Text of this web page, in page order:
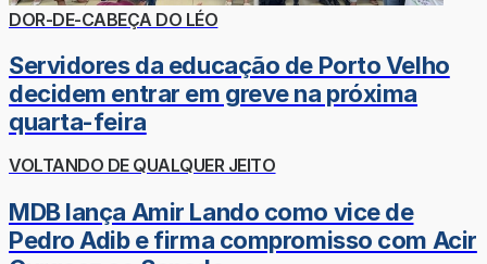
DOR-DE-CABEÇA DO LÉO
Servidores da educação de Porto Velho
decidem entrar em greve na próxima
quarta-feira
VOLTANDO DE QUALQUER JEITO
MDB lança Amir Lando como vice de
Pedro Adib e firma compromisso com Acir